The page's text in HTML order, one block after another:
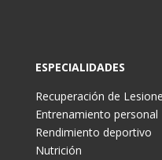
ESPECIALIDADES
Recuperación de
Entrenamiento personal
Rendimiento deportivo
Nutrición